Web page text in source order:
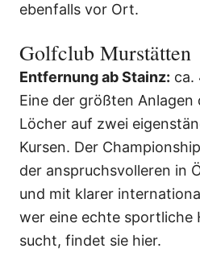
ebenfalls vor Ort.
Golfclub Murstätten
Entfernung ab Stainz: ca.
Eine der größten Anlagen
Löcher auf zwei
Kursen. Der
der anspruchsvolleren in
und mit klarer
wer eine echte sportliche
sucht, findet sie hier.